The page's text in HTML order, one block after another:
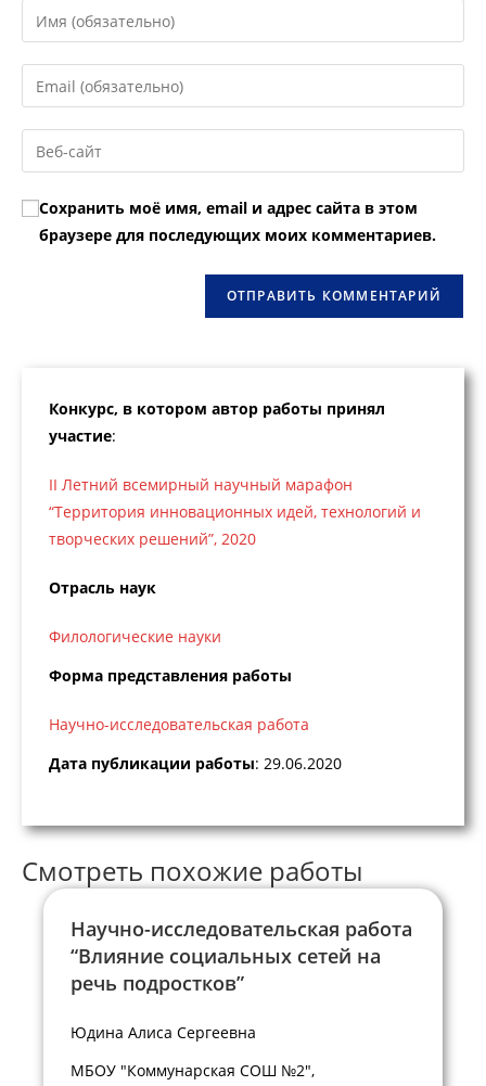
Введите
свое
имя
или
пользователя,
чтобы
прокомментировать
Введите
свой
email-
адрес,
прокомментировать
Введите
URL
вашего
веб-
сайта
Сохранить моё имя, email и адрес сайта в этом
браузере для последующих моих комментариев.
Конкурс, в котором автор работы принял
участие:
II Летний всемирный научный марафон
“Территория инновационных идей, технологий и
творческих решений”, 2020
Отрасль наук
Филологические науки
Форма представления работы
Научно-исследовательская работа
Дата публикации работы: 29.06.2020
Смотреть похожие работы
Научно-исследовательская работа
“Влияние социальных сетей на
речь подростков”
Юдина Алиса Сергеевна
МБОУ "Коммунарская СОШ №2",